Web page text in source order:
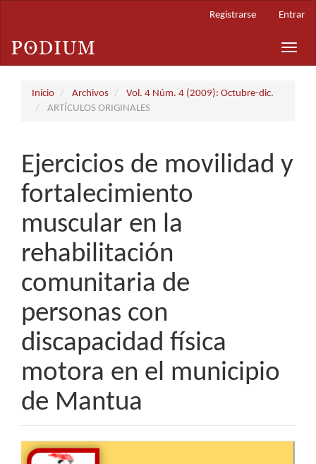
principal
Barra
Registrarse Entrar
Toggle
Inicio Archivos
Vol. 4 Núm. 4 (2009): Octubre-dic.
ARTÍCULOS ORIGINALES
Ejercicios de movilidad y
fortalecimiento
muscular en la
rehabilitación
comunitaria de
personas con
discapacidad física
motora en el municipio
de Mantua
Barra